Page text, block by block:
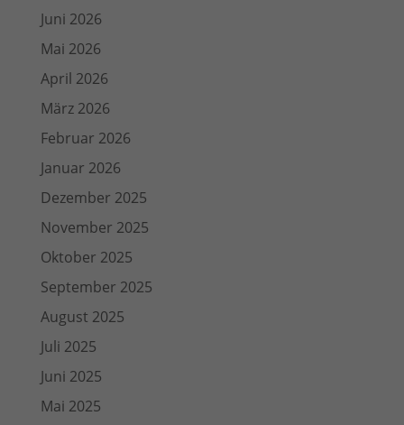
Juni 2026
Mai 2026
April 2026
März 2026
Februar 2026
Januar 2026
Dezember 2025
November 2025
Oktober 2025
September 2025
August 2025
Juli 2025
Juni 2025
Mai 2025